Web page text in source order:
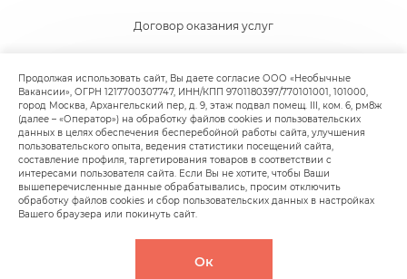
Договор оказания услуг
Пользовательское соглашение
Политика обработки файлов cookie
Все права защищены.
Продолжая использовать сайт, Вы даете согласие ООО «Необычные
Вакансии», ОГРН 1217700307747, ИНН/КПП 9701180397/770101001, 101000,
город Москва, Архангельский пер, д. 9, этаж подвал помещ. III, ком. 6, рм8ж
(далее – «Оператор») на обработку файлов cookies и пользовательских
данных в целях обеспечения бесперебойной работы сайта, улучшения
пользовательского опыта, ведения статистики посещений сайта,
составление профиля, таргетирования товаров в соответствии с
интересами пользователя сайта. Если Вы не хотите, чтобы Ваши
вышеперечисленные данные обрабатывались, просим отключить
обработку файлов cookies и сбор пользовательских данных в настройках
Вашего браузера или покинуть сайт.
Ок